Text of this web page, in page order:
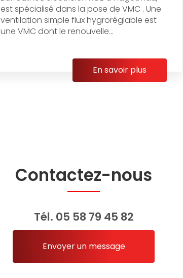
est spécialisé dans la pose de VMC . Une
ventilation simple flux hygroréglable est
une VMC dont le renouvelle...
En savoir plus
Contactez-nous
Tél. 05 58 79 45 82
Envoyer un message